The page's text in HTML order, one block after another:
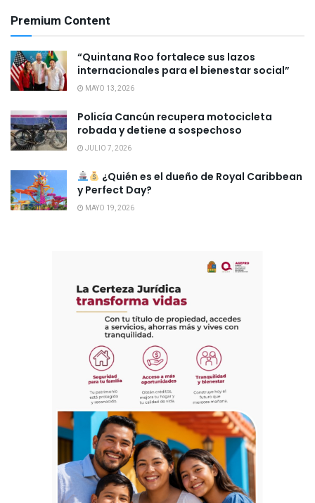
Premium Content
“Quintana Roo fortalece sus lazos
internacionales para el bienestar social”
MAYO 13, 2026
Policía Cancún recupera motocicleta
robada y detiene a sospechoso
JULIO 7, 2026
¿Quién es el dueño de Royal Caribbean
y Perfect Day?
MAYO 19, 2026